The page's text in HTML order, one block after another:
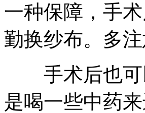
一种保障，手
勤换纱布。多
手术后也可
是喝一些中药